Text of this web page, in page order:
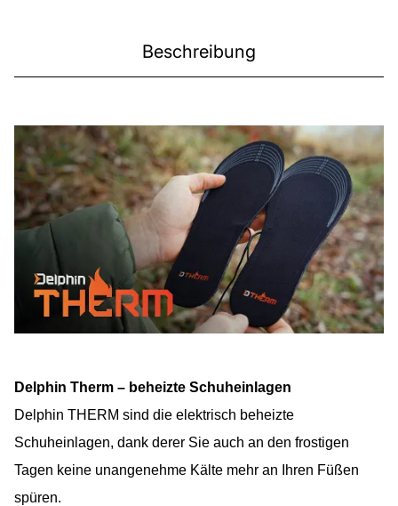
Beschreibung
Delphin Therm – beheizte Schuheinlagen
Delphin THERM sind die elektrisch beheizte
Schuheinlagen, dank derer Sie auch an den frostigen
Tagen keine unangenehme Kälte mehr an Ihren Füßen
spüren.